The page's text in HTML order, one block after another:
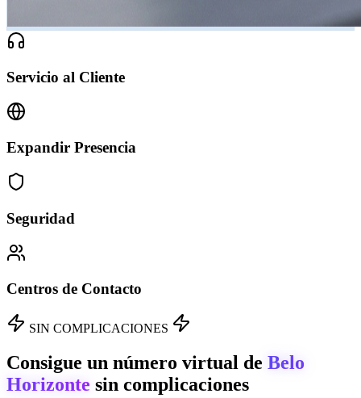
Servicio al Cliente
Expandir Presencia
Seguridad
Centros de Contacto
SIN COMPLICACIONES
Consigue un número virtual de Belo
Horizonte sin complicaciones